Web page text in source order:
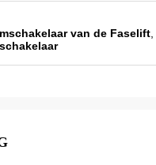
van de Faselift